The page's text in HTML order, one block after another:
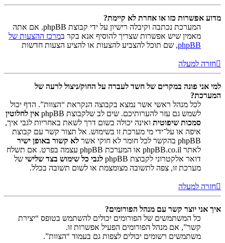
מדוע אפשרות כזו או אחרת לא קיימת?
המערכת נכתבה וקיבלה רישיון על ידי קבוצת phpBB. אם אתה
מאמין שיש אפשרות שצריך להוסיף אנא בקר במרכז ההצעות של
phpBB, שם תוכל להצביע להצעות או להציע הצעות חדשות
חזרה למעלה
למי אני פונה במקרים של חשד לעברה על החוק/ניצול לרעה של
המערכת?
לכל מנהל ראשי אשר נמצא בקבוצה הנקראת “הצוות”. הדף יכול
לשמש גם עזר להערותיכם. שים לב שלקבוצת phpBB
אין לחלוטין
סמכות שיפוטית ואינה יכולה בשום דרך לשאת באחריות לגבי איך,
איפה או על־ידי מי מערכת זו בשימוש. אל תצור קשר עם קבוצת
phpBB בהקשר לכל חומר לא חוקי אשר
לא קשור באופן ישיר
לאתר phpBB.co.il או המערכת phpBB עצמה בפרט. אם תשלח
דואר אלקטרוני לקבוצת phpBB
לגבי כל שימוש בצד שלישי של
מערכת זו, צפה לתשובה מצומצמת או לשום תשובה בכלל.
חזרה למעלה
איך אני יוצר קשר עם מנהל הפורומים?
כל המשתמשים של הפורומים יכולים להשתמש בטופס “יצירת
קשר”, אם מנהל הפורומים הפעיל אפשרות זו.
משתמשים רשומים יכולים לצפות גם בעמוד “הצוות”.